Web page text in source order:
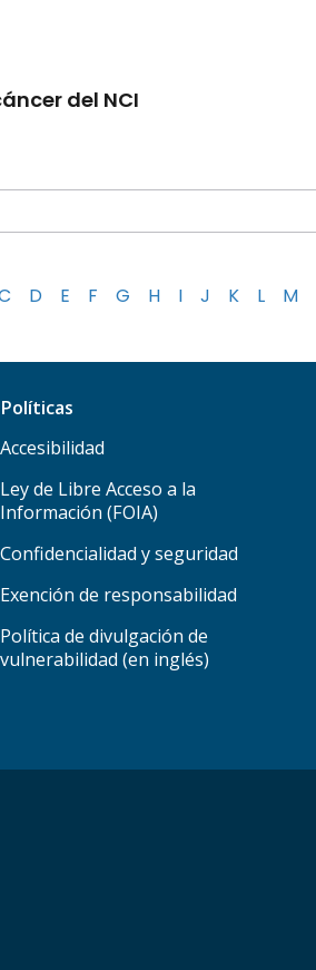
del NCI
D E F G H I J K L M
Políticas
Accesibilidad
Ley de Libre Acceso a la
Información (FOIA)
Confidencialidad y seguridad
Exención de responsabilidad
Política de divulgación de
vulnerabilidad (en inglés)